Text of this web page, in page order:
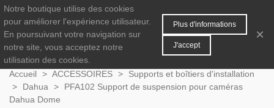
0 MENU
Accueil > ACCESSOIRES >
Supports et boîtiers d'installation
>
Dahua >
PFA102 Support de suspension pour caméras
Dahua Dome
Notre boutique utilise des cookies
pour améliorer l'expérience utilisateur.
En poursuivant votre navigation sur
notre site, vous acceptez notre
utilisation des cookies.
Plus d'informations
J'accept
×